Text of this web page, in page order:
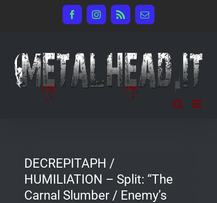
FacebookInstagram
Rss Email
DECREPITAPH /
HUMILIATION – Split: “The
Carnal Slumber / Enemy’s